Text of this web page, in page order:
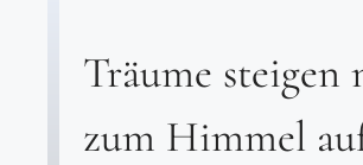
Träume steigen
zum Himmel